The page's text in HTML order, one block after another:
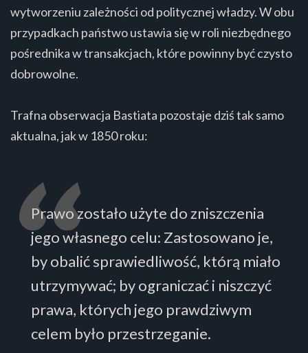
wytworzeniu zależności od politycznej władzy. W obu
przypadkach państwo ustawia się w roli niezbędnego
pośrednika w transakcjach, które powinny być czysto
dobrowolne.
Trafna obserwacja Bastiata pozostaje dziś tak samo
aktualna, jak w 1850 roku:
Prawo zostało użyte do zniszczenia
jego własnego celu: Zastosowano je,
by obalić sprawiedliwość, którą miało
utrzymywać; by ograniczać i niszczyć
prawa, których jego prawdziwym
celem było przestrzeganie.